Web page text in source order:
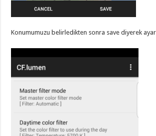
Konumumuzu belirledikten sonra save diyerek